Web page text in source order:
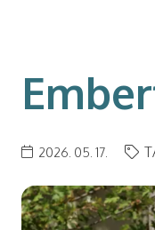
2026. 05. 17.